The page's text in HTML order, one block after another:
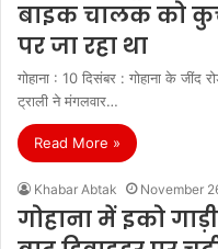
बाइक चालक को
पर जा रहा था
गोहाना : 10 दिसंबर : गोहाना के
ट्राली ने मंगलवार…
Read More »
Khabar Abtak November
गोहाना में इको